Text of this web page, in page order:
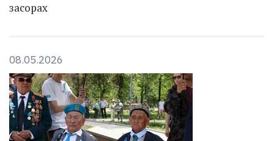
засорах
08.05.2026